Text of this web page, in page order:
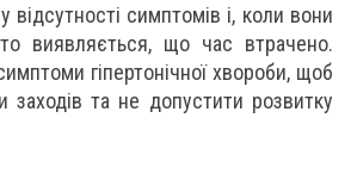
у відсутності симптомів і, коли вони
виявляється, що час втрачено.
гіпертонічної хвороби, щоб
та не допустити розвитку